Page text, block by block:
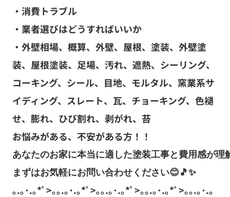
・消費トラブル
・業者選びはどうすればいいか
・外壁相場、概算、外壁、屋根、塗装、外壁塗
装、屋根塗装、足場、汚れ、遮熱、シーリング、
コーキング、シール、目地、モルタル、窯業系サ
イディング、スレート、瓦、チョーキング、色褪
せ、膨れ、ひび割れ、剥がれ、苔
お悩みがある、不安がある方！！
あなたのお家に本当に適した塗装工事と費用感が理
まずはお気軽にお問い合わせください😊🎵✨
｡.｡･.｡*ﾟ>｡｡.｡･.｡*ﾟ>｡｡.｡･.｡*ﾟ>｡｡.｡･.｡*ﾟ>｡｡.｡･.｡